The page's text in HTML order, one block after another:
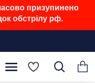
призупинено
обстрілу рф.